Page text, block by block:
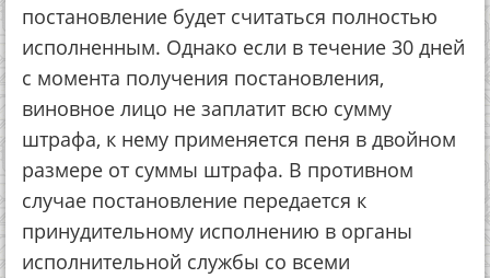
постановление будет считаться полностью
исполненным. Однако если в течение 30 дней
с момента получения постановления,
виновное лицо не заплатит всю сумму
штрафа, к нему применяется пеня в двойном
размере от суммы штрафа. В противном
случае постановление передается к
принудительному исполнению в органы
исполнительной службы со всеми